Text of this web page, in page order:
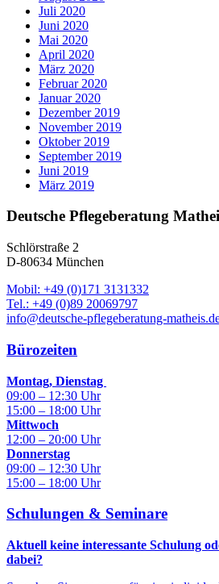
Juli 2020
Juni 2020
Mai 2020
April 2020
März 2020
Februar 2020
Januar 2020
Dezember 2019
November 2019
Oktober 2019
September 2019
Juni 2019
März 2019
Deutsche Pflegeberatung
Schlörstraße 2
D-80634 München
Mobil: +49 (0)171 3131332
Tel.: +49 (0)89 20069797
info@deutsche-pflegeberatung-
Bürozeiten
Montag, Dienstag
09:00 – 12:30 Uhr
15:00 – 18:00 Uhr
Mittwoch
12:00 – 20:00 Uhr
Donnerstag
09:00 – 12:30 Uhr
15:00 – 18:00 Uhr
Schulungen & Seminare
Aktuell keine interessante Schulung
dabei?